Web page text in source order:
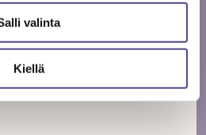
valinta
Kiellä
tunteita, mutta
turva olkoon se, että
tarkistettavissa